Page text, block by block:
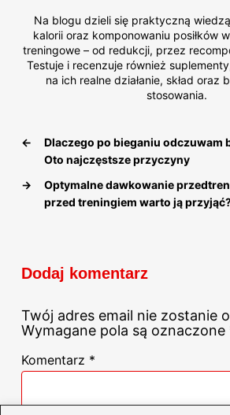
Na blogu dzieli się praktyczną
kalorii oraz komponowaniu posiłków
treningowe – od redukcji, przez
Testuje i recenzuje również
na ich realne działanie, skład oraz
stosowania.
←
Dlaczego po bieganiu odczuwam
Oto najczęstsze przyczyny
→
Optymalne dawkowanie
przed treningiem warto ją
Dodaj komentarz
Twój adres email nie zostanie
Wymagane pola są oznaczone
Komentarz *